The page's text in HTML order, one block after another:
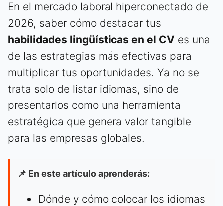
En el mercado laboral hiperconectado de
2026, saber cómo destacar tus
habilidades lingüísticas en el CV es una
de las estrategias más efectivas para
multiplicar tus oportunidades. Ya no se
trata solo de listar idiomas, sino de
presentarlos como una herramienta
estratégica que genera valor tangible
para las empresas globales.
📌 En este artículo aprenderás:
Dónde y cómo colocar los idiomas